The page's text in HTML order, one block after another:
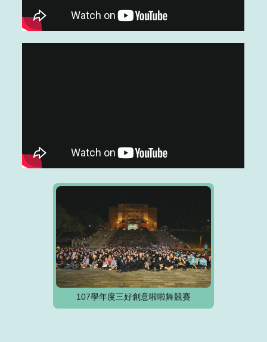
107學年度三好創意啦啦舞競賽